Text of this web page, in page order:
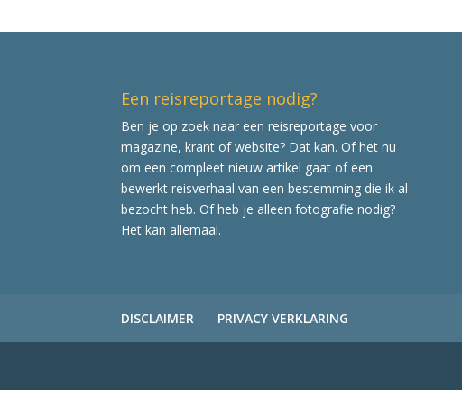
Een reisreportage nodig?
Ben je op zoek naar een reisreportage voor
magazine, krant of website? Dat kan. Of het nu
om een compleet nieuw artikel gaat of een
bewerkt reisverhaal van een bestemming die ik al
bezocht heb. Of heb je alleen fotografie nodig?
Het kan allemaal.
DISCLAIMER PRIVACY VERKLARING